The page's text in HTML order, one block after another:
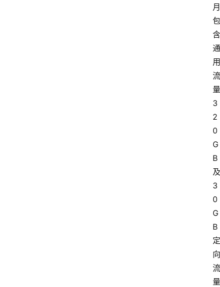
月
包
含
通
用
流
量
3
2
0
G
B
及
3
0
G
B
定
向
流
量